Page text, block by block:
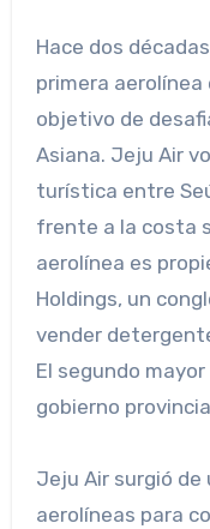
Hace dos décadas, Jeju Air se convirtió en la
primera aerolínea
objetivo de
Asiana. Jeju Air
turística entre
frente a la costa
aerolínea es
Holdings, un
vender
El segundo
gobierno
Jeju Air surgió de
aerolíneas para